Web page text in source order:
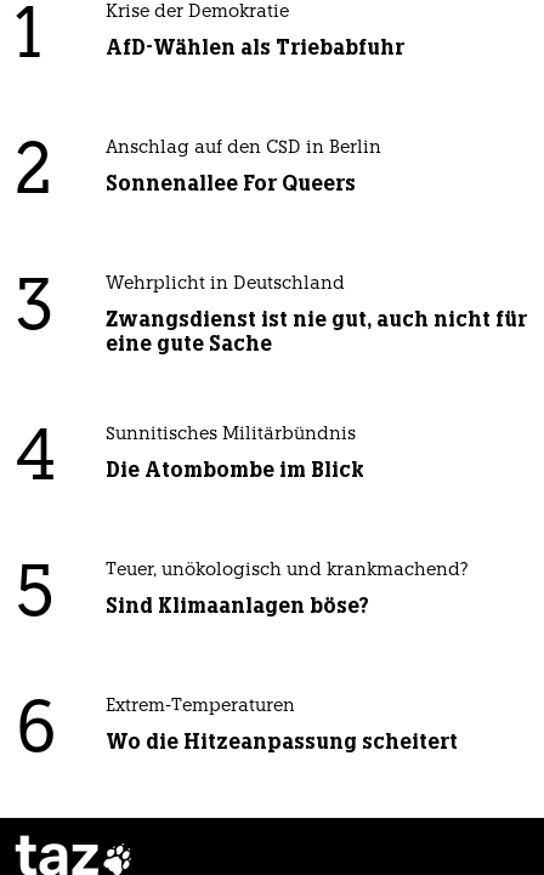
1 Krise der Demokratie
AfD-Wählen als Triebabfuhr
2 Anschlag auf den CSD in Berlin
Sonnenallee For Queers
3 Wehrplicht in Deutschland
Zwangsdienst ist nie gut, auch nicht für
eine gute Sache
4 Sunnitisches Militärbündnis
Die Atombombe im Blick
5 Teuer, unökologisch und krankmachend?
Sind Klimaanlagen böse?
6 Extrem-Temperaturen
Wo die Hitzeanpassung scheitert
taz